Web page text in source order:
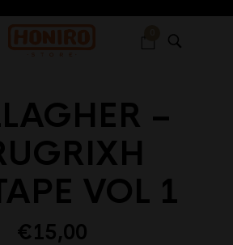
–
VOL 1
€15,00